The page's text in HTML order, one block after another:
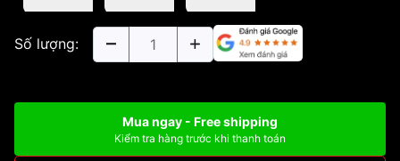
Số lượng:
Mua ngay - Free shipping
Kiểm tra hàng trước khi thanh toán